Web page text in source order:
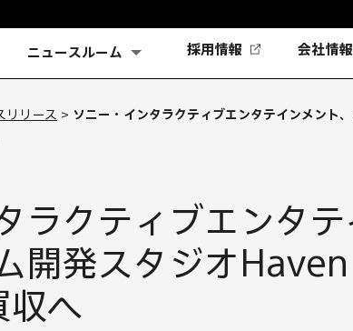
ニュースルーム 採用情報(新
タ
会社情報
リリース > ソニー・インタラクティブエンタテインメント
ラクティブエンタ
開発スタジオ
へ